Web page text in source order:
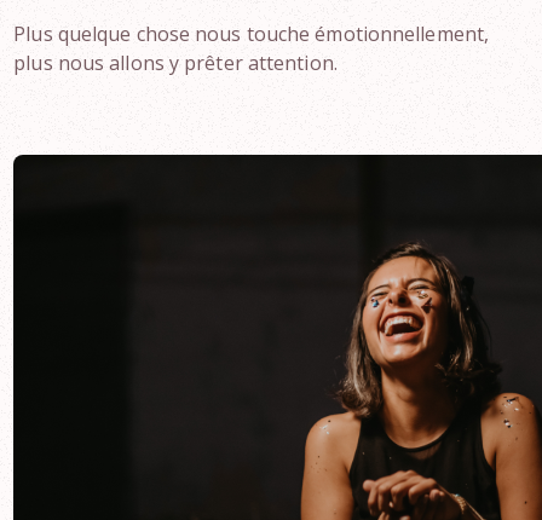
Plus quelque chose nous touche émotionnellement,
plus nous allons y prêter attention.